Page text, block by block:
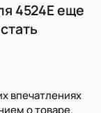
4524E еще
впечатлениях
о товаре.